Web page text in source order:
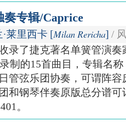
奏专辑/Caprice
·莱里西卡 [Milan Rericha] /
录了捷克著名单簧管演奏
制的15首曲目，专辑名
管弦乐团协奏，可谓阵
和钢琴伴奏原版总分谱
。